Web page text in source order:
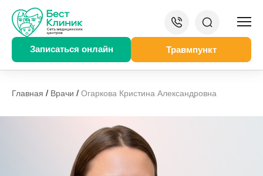
Записаться онлайн Травмпункт
Главная / Врачи / Огаркова Кристина Александровна